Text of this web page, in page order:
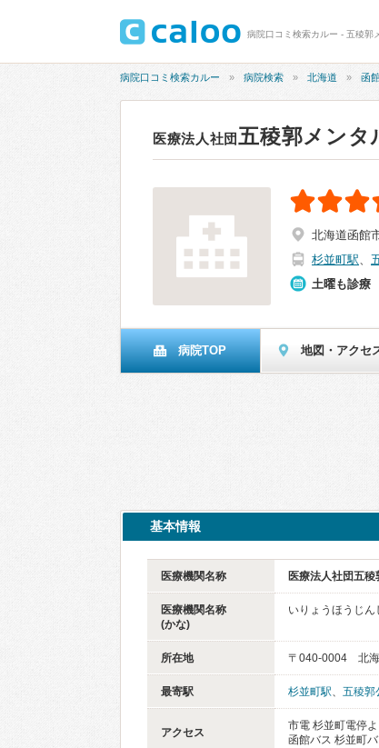
病院口コミ検索カルー - 五稜郭
病院口コミ検索カルー 病院検索 北海道 函
医療法人社団五稜郭メンタ
北海道函館
杉並町駅、
土曜も診療
病院TOP 地図・アクセ
基本情報
医療機関名称 医療法人社団五
医療機関名称
(かな)
いりょうほうじん
所在地 〒040-0004 北
最寄駅 杉並町駅、 五稜郭
アクセス
市電 杉並町電停
函館バス 杉並町